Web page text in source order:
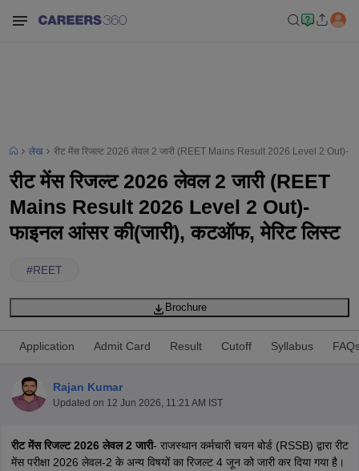
लेख रीट मेंस रिजल्ट 2026 लेवल 2 जारी (REET Mains Result 2026 Level 2 Out)-
रीट मेंस रिजल्ट 2026 लेवल 2 जारी (REET
Mains Result 2026 Level 2 Out)-
फाइनल आंसर की(जारी), कटऑफ, मेरिट लिस्ट
#REET
Brochure
Application Admit Card Result Cutoff Syllabus
Rajan Kumar
Updated on 12 Jun 2026, 11:21 AM IST
रीट मेंस रिजल्ट 2026 लेवल 2 जारी- राजस्थान कर्मचारी चयन बोर्ड (RSSB) द्वारा रीट
मेंस परीक्षा 2026 लेवल-2 के अन्य विषयों का रिजल्ट 4 जून को जारी कर दिया गया है।